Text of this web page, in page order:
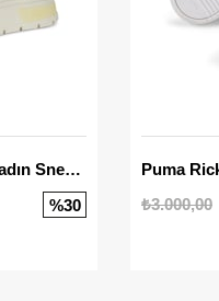
Mayze Stack Luxe Wns Kadın Sneaker
%30
Puma
₺3.000,00